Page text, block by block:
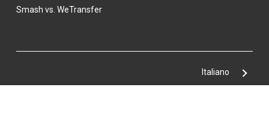
Smash vs. WeTransfer
Italiano